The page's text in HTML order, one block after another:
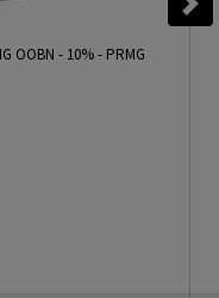
OOBN - 10%- PRMG